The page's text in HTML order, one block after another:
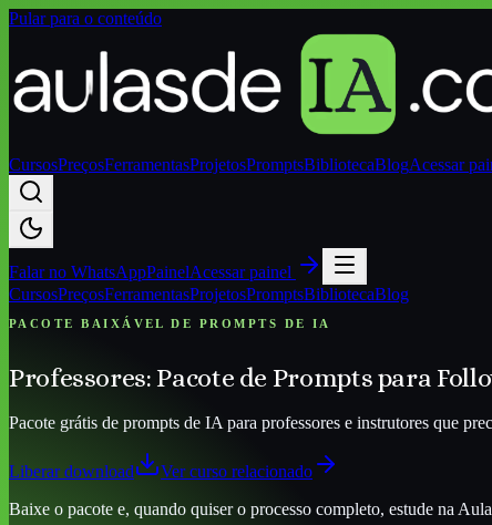
Pular para o conteúdo
CursosPreçosFerramentasProjetosPromptsBibliotecaBlogAcessar
Falar no WhatsAppPainelAcessar painel
CursosPreçosFerramentasProjetosPromptsBibliotecaBlog
PACOTE BAIXÁVEL DE PROMPTS DE IA
Professores: Pacote de Prompts para
Pacote grátis de prompts de IA para professores e instrutores que
Liberar download
Ver curso relacionado
Baixe o pacote e, quando quiser o processo completo, estude na